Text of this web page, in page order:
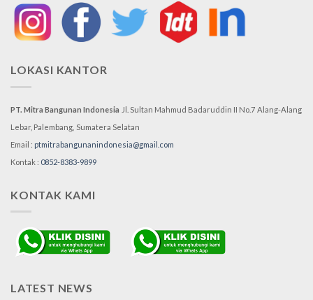
LOKASI KANTOR
PT. Mitra Bangunan Indonesia Jl. Sultan Mahmud Badaruddin II No.7 Alang-Alang
Lebar, Palembang, Sumatera Selatan
Email : ptmitrabangunanindonesia@gmail.com
Kontak : 0852-8383-9899
KONTAK KAMI
LATEST NEWS